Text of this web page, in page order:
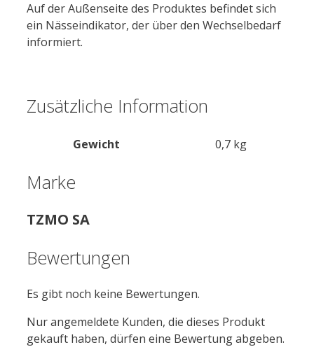
Auf der Außenseite des Produktes befindet sich
ein Nässeindikator, der über den Wechselbedarf
informiert.
Zusätzliche Information
Gewicht 0,7 kg
Marke
TZMO SA
Bewertungen
Es gibt noch keine Bewertungen.
Nur angemeldete Kunden, die dieses Produkt
gekauft haben, dürfen eine Bewertung abgeben.